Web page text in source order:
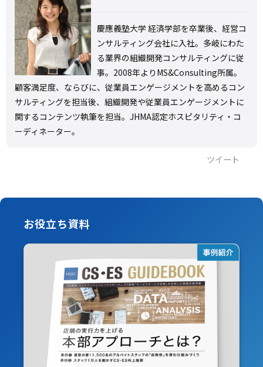
慶應義塾大学 経済学部を卒業後、経営コ
ンサルティング会社に入社。多岐にわた
る業界の組織開発コンサルティングに従
事。2008年よりMS&Consulting所属。
顧客満足度、ならびに、従業員エンゲージメントを高めるコン
サルティングを担当後、組織開発や従業員エンゲージメントに
関するコンテンツ執筆を担当。JHMA認定ホスピタリティ・コ
ーディネーター。
ツイート
お役立ち資料